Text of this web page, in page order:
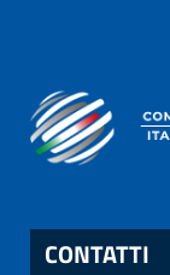
CONTATTI